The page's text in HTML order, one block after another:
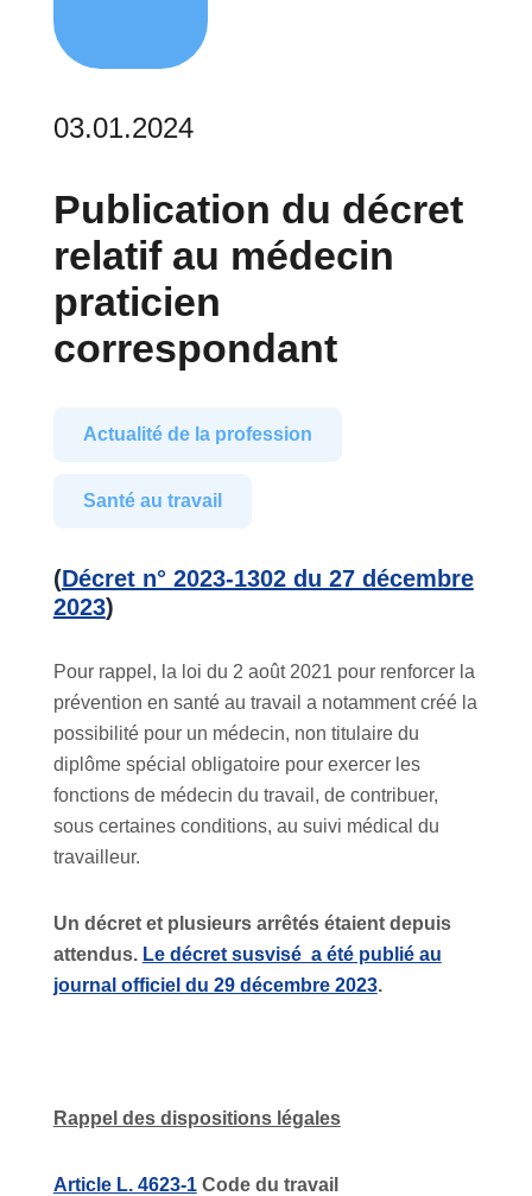
03.01.2024
Publication du décret
relatif au médecin
praticien
correspondant
Actualité de la profession
Santé au travail
(Décret n° 2023-1302 du 27 décembre
2023)
Pour rappel, la loi du 2 août 2021 pour renforcer la
prévention en santé au travail a notamment créé la
possibilité pour un médecin, non titulaire du
diplôme spécial obligatoire pour exercer les
fonctions de médecin du travail, de contribuer,
sous certaines conditions, au suivi médical du
travailleur.
Un décret et plusieurs arrêtés étaient depuis
attendus. Le décret susvisé a été publié au
journal officiel du 29 décembre 2023.
Rappel des dispositions légales
Article L. 4623-1Code du travail